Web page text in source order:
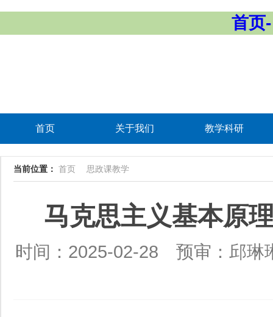
首页
首页 关于我们 教学科研
当前位置： 首页 思政课教学
马克思主义基本原
时间：2025-02-28 预审：邱琳